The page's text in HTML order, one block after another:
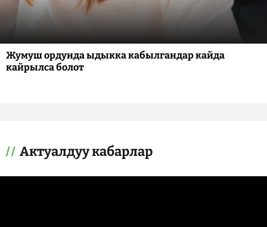
Жумуш ордунда ыдыкка кабылгандар кайда
кайрылса болот
Актуалдуу кабарлар